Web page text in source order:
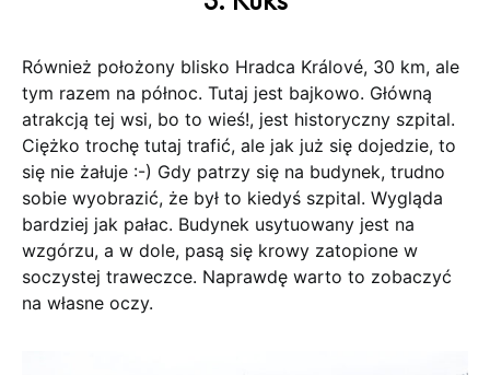
Również położony blisko Hradca Králové, 30 km, ale
tym razem na północ. Tutaj jest bajkowo. Główną
atrakcją tej wsi, bo to wieś!, jest historyczny szpital.
Ciężko trochę tutaj trafić, ale jak już się dojedzie, to
się nie żałuje :-) Gdy patrzy się na budynek, trudno
sobie wyobrazić, że był to kiedyś szpital. Wygląda
bardziej jak pałac. Budynek usytuowany jest na
wzgórzu, a w dole, pasą się krowy zatopione w
soczystej traweczce. Naprawdę warto to zobaczyć
na własne oczy.